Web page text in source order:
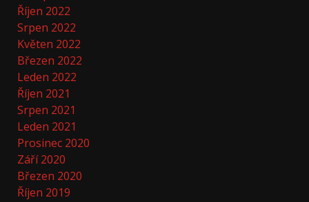
Říjen 2022
Srpen 2022
Květen 2022
Březen 2022
Leden 2022
Říjen 2021
Srpen 2021
Leden 2021
Prosinec 2020
Září 2020
Březen 2020
Říjen 2019